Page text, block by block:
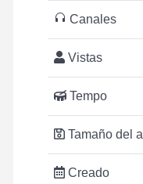
Canales
Vistas
Tempo
Tamaño del
Creado